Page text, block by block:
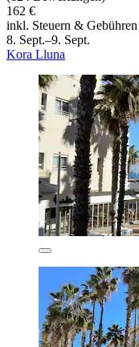
162 €
inkl. Steuern & Gebühren
8. Sept.–9. Sept.
Kora Lluna